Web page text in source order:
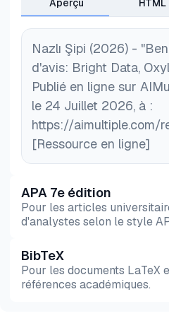
Aperçu HTML
Nazlı Şipi (2026) -
d'avis: Bright Data,
Publié en ligne sur
le 24 Juillet 2026, à :
https://aimultiple.com/
[Ressource en ligne]
APA 7e édition
Pour les articles
d'analystes selon le style
Aperçu HTML
BibTeX
Pour les documents LaTeX
références académiques.